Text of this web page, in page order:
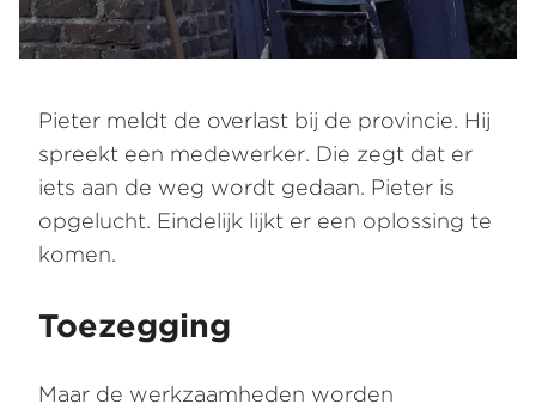
Pieter meldt de overlast bij de provincie. Hij
spreekt een medewerker. Die zegt dat er
iets aan de weg wordt gedaan. Pieter is
opgelucht. Eindelijk lijkt er een oplossing te
komen.
Toezegging
Maar de werkzaamheden worden